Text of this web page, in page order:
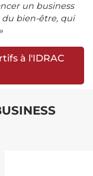
un business
bien-être, qui
à l'IDRAC